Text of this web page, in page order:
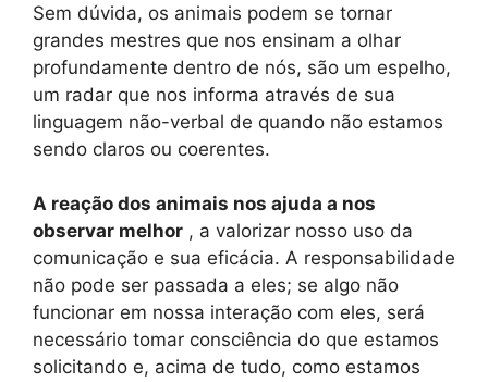
Sem dúvida, os animais podem se tornar
grandes mestres que nos ensinam a olhar
profundamente dentro de nós, são um espelho,
um radar que nos informa através de sua
linguagem não-verbal de quando não estamos
sendo claros ou coerentes.
A reação dos animais nos ajuda a nos
observar melhor , a valorizar nosso uso da
comunicação e sua eficácia. A responsabilidade
não pode ser passada a eles; se algo não
funcionar em nossa interação com eles, será
necessário tomar consciência do que estamos
solicitando e, acima de tudo, como estamos